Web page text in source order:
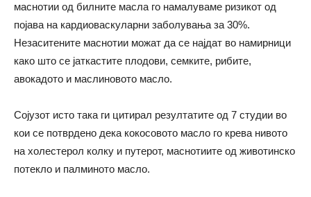
маснотии од билните масла го намалуваме ризикот од
појава на кардиоваскуларни заболувања за 30%.
Незаситените маснотии можат да се најдат во намирници
како што се јаткастите плодови, семките, рибите,
авокадото и маслиновото масло.
Сојузот исто така ги цитирал резултатите од 7 студии во
кои се потврдено дека кокосовото масло го крева нивото
на холестерол колку и путерот, маснотиите од животинско
потекло и палминото масло.